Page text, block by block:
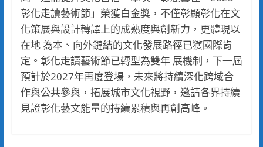
彰化走讀藝術節」榮獲白金獎，不僅彰顯彰化在文
化策展與設計轉譯上的成熟度與創新力，更體現以
在地 為本、向外鏈結的文化發展路徑已獲國際肯
定。彰化走讀藝術節已轉型為雙年 展機制，下一屆
預計於2027年再度登場，未來將持續深化跨域合
作與公共參與，拓展城市文化視野，邀請各界持續
見證彰化藝文能量的持續累積與再創高峰。